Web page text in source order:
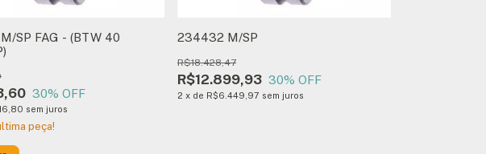
SP FAG - (BTW 40
30% OFF
sem juros
peça!
234432 M/SP
R$12.899,93
R$18.428,47
30% OFF
2 x de R$6.449,97 sem juros